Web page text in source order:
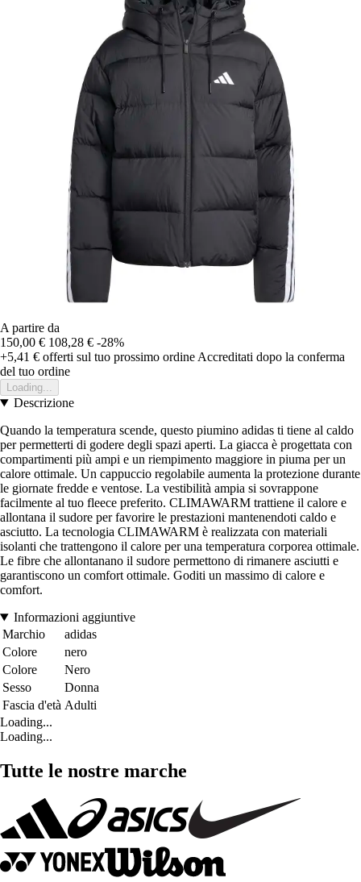
A partire da
150,00 € 108,28 € -28%
+5,41 € offerti sul tuo prossimo ordine Accreditati dopo la conferma
del tuo ordine
Loading...
Descrizione
Quando la temperatura scende, questo piumino adidas ti tiene al caldo
per permetterti di godere degli spazi aperti. La giacca è progettata con
compartimenti più ampi e un riempimento maggiore in piuma per un
calore ottimale. Un cappuccio regolabile aumenta la protezione durante
le giornate fredde e ventose. La vestibilità ampia si sovrappone
facilmente al tuo fleece preferito. CLIMAWARM trattiene il calore e
allontana il sudore per favorire le prestazioni mantenendoti caldo e
asciutto. La tecnologia CLIMAWARM è realizzata con materiali
isolanti che trattengono il calore per una temperatura corporea ottimale.
Le fibre che allontanano il sudore permettono di rimanere asciutti e
garantiscono un comfort ottimale. Goditi un massimo di calore e
comfort.
Informazioni aggiuntive
Marchio
adidas
Colore
nero
Colore
Nero
Sesso
Donna
Fascia d'età Adulti
Loading...
Loading...
Tutte le nostre marche